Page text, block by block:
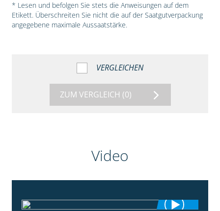
* Lesen und befolgen Sie stets die Anweisungen auf dem
Etikett. Überschreiten Sie nicht die auf der Saatgutverpackung
angegebene maximale Aussaatstärke.
VERGLEICHEN
ZUM VERGLEICH (0)
Video